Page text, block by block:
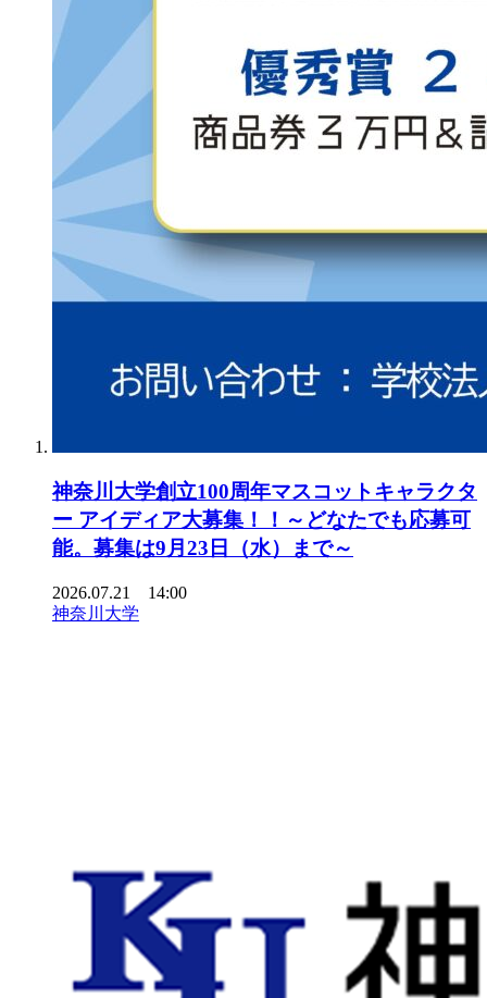
神奈川大学創立100周年マスコットキャラクタ
ー アイディア大募集！！～どなたでも応募可
能。募集は9月23日（水）まで～
2026.07.21 14:00
神奈川大学